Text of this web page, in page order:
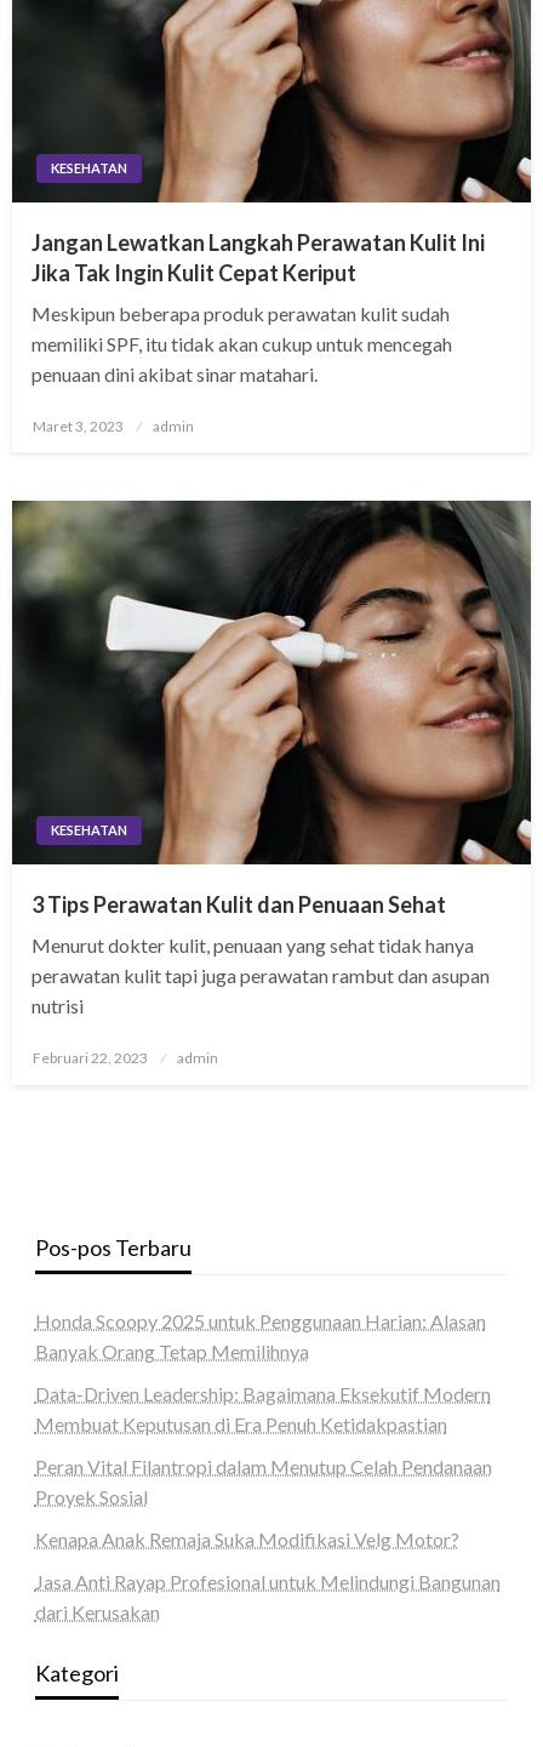
KESEHATAN
Jangan Lewatkan Langkah Perawatan Kulit Ini
Jika Tak Ingin Kulit Cepat Keriput
Meskipun beberapa produk perawatan kulit sudah
memiliki SPF, itu tidak akan cukup untuk mencegah
penuaan dini akibat sinar matahari.
Posted
Maret 3, 2023 admin
KESEHATAN
3 Tips Perawatan Kulit dan Penuaan Sehat
Menurut dokter kulit, penuaan yang sehat tidak hanya
perawatan kulit tapi juga perawatan rambut dan asupan
nutrisi
Posted
Februari 22, 2023 admin
Pos-pos Terbaru
Honda Scoopy 2025 untuk Penggunaan Harian: Alasan
Banyak Orang Tetap Memilihnya
Data-Driven Leadership: Bagaimana Eksekutif Modern
Membuat Keputusan di Era Penuh Ketidakpastian
Peran Vital Filantropi dalam Menutup Celah Pendanaan
Proyek Sosial
Kenapa Anak Remaja Suka Modifikasi Velg Motor?
Jasa Anti Rayap Profesional untuk Melindungi Bangunan
dari Kerusakan
Kategori